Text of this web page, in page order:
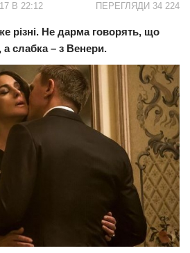
ПЕРЕГЛЯДИ 34 224
В 22:12
різні. Не дарма говорять, що
слабка – з Венери.